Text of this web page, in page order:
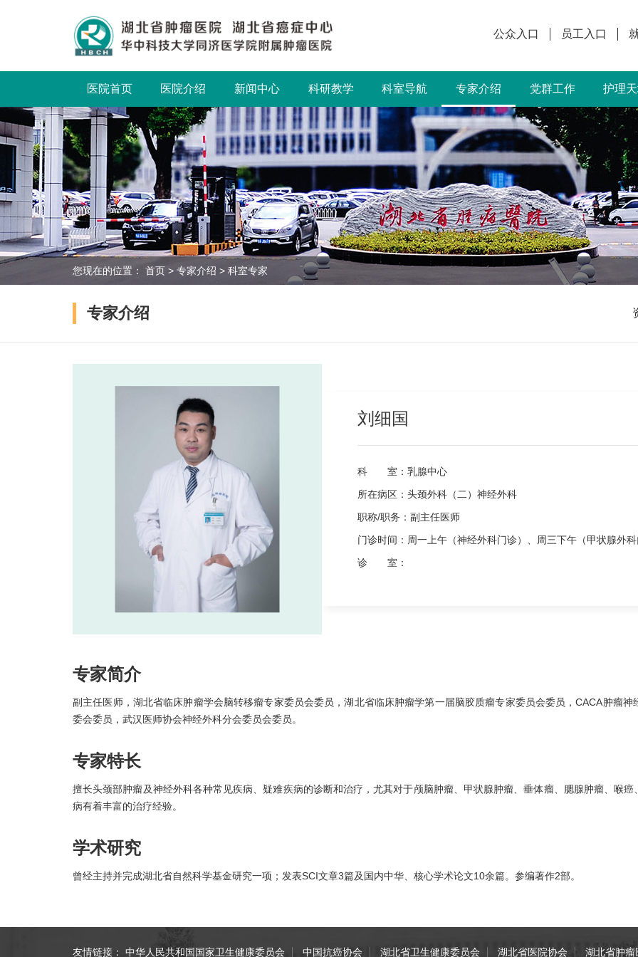
公众入口 员工入口
医院首页 医院介绍 新闻中心 科研教学 科室导航 专家介绍 党群工作 护理
您现在的位置： 首页 > 专家介绍 > 科室专家
专家介绍
刘细国
科 室： 乳腺中心
所在病区： 头颈外科（二）神经外科
职称/职务： 副主任医师
门诊时间： 周一上午（神经外科门诊）、周三下午（甲状腺外
诊 室：
专家简介
副主任医师，湖北省临床肿瘤学会脑转移瘤专家委员会委员，湖北省临床肿瘤学第一届脑胶质瘤专家委员会委员，CACA肿瘤
委会委员，武汉医师协会神经外科分会委员会委员。
专家特长
擅长头颈部肿瘤及神经外科各种常见疾病、疑难疾病的诊断和治疗，尤其对于颅脑肿瘤、甲状腺肿瘤、垂体瘤、腮腺肿瘤、喉
病有着丰富的治疗经验。
学术研究
曾经主持并完成湖北省自然科学基金研究一项；发表SCI文章3篇及国内中华、核心学术论文10余篇。参编著作2部。
友情链接： 中华人民共和国国家卫生健康委员会 中国抗癌协会 湖北省卫生健康委员会 湖北省医院协会 湖北省肿瘤